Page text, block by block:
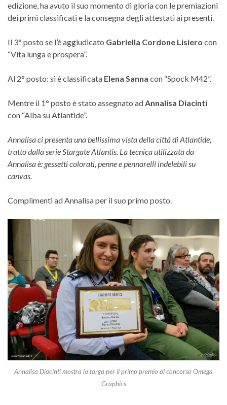
edizione, ha avuto il suo momento di gloria con le premiazioni
dei primi classificati e la consegna degli attestati ai presenti.
Il 3° posto se l’è aggiudicato Gabriella Cordone Lisiero con
“Vita lunga e prospera”.
Al 2° posto: si è classificata Elena Sanna con “Spock M42”.
Mentre il 1° posto è stato assegnato adAnnalisa Diacinti
con “Alba su Atlantide”.
Annalisa ci presenta una bellissima vista della città di Atlantide,
tratto dalla serie Stargate Atlantis. La tecnica utilizzata da
Annalisa è: gessetti colorati, penne e pennarelli indelebilisu
canvas.
Complimenti ad Annalisa per il suo primo posto.
Annalisa Diacinti mostra la targa per il primo premio al concorso Omega
Graphics